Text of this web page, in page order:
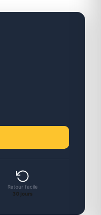
Retour facile
30 jours